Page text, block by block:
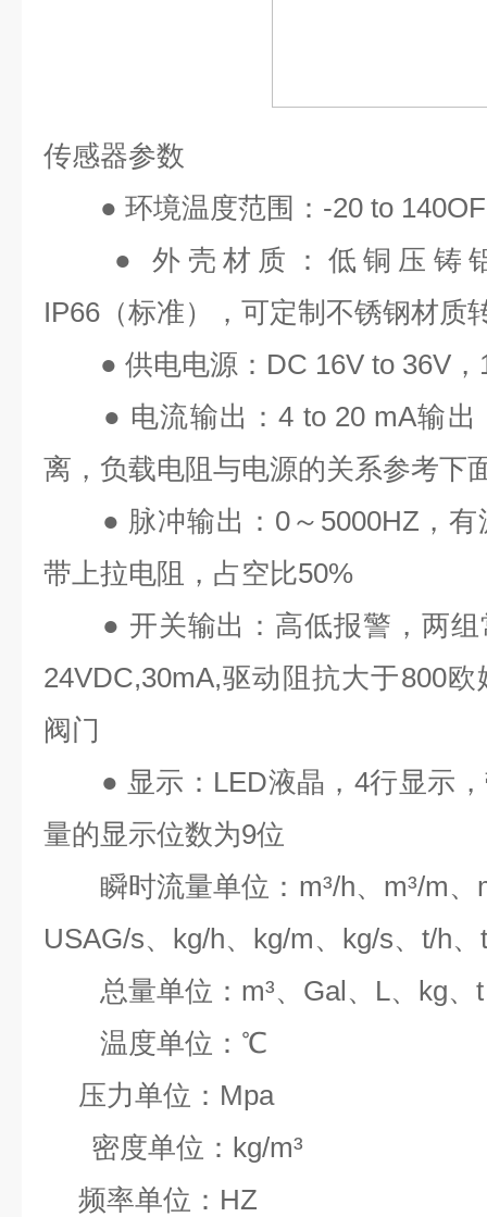
传感器参数
● 环境温度范围： -20 to
●外壳材质：低铜压铸
IP66 （标准），可定制不锈钢材质
● 供电电源： DC 16V to 36V ，
● 电流输出：4 to 20 mA输出
离，负载电阻与电源的关系参考下
● 脉冲输出： 0～ 5000HZ ，
带上拉电阻，占空比50%
● 开关输出：高低报警，两
24VDC,30mA,驱动阻抗大于800欧
阀门
● 显示： LED液晶， 4行显示
量的显示位数为9位
瞬时流量单位： m³/h、 m³/m、
USAG/s、 kg/h、 kg/m、 kg/s、 t/h、
总量单位： m³、 Gal、 L、 kg、 t
温度单位： ℃
压力单位： Mpa
密度单位： kg/m³
频率单位： HZ